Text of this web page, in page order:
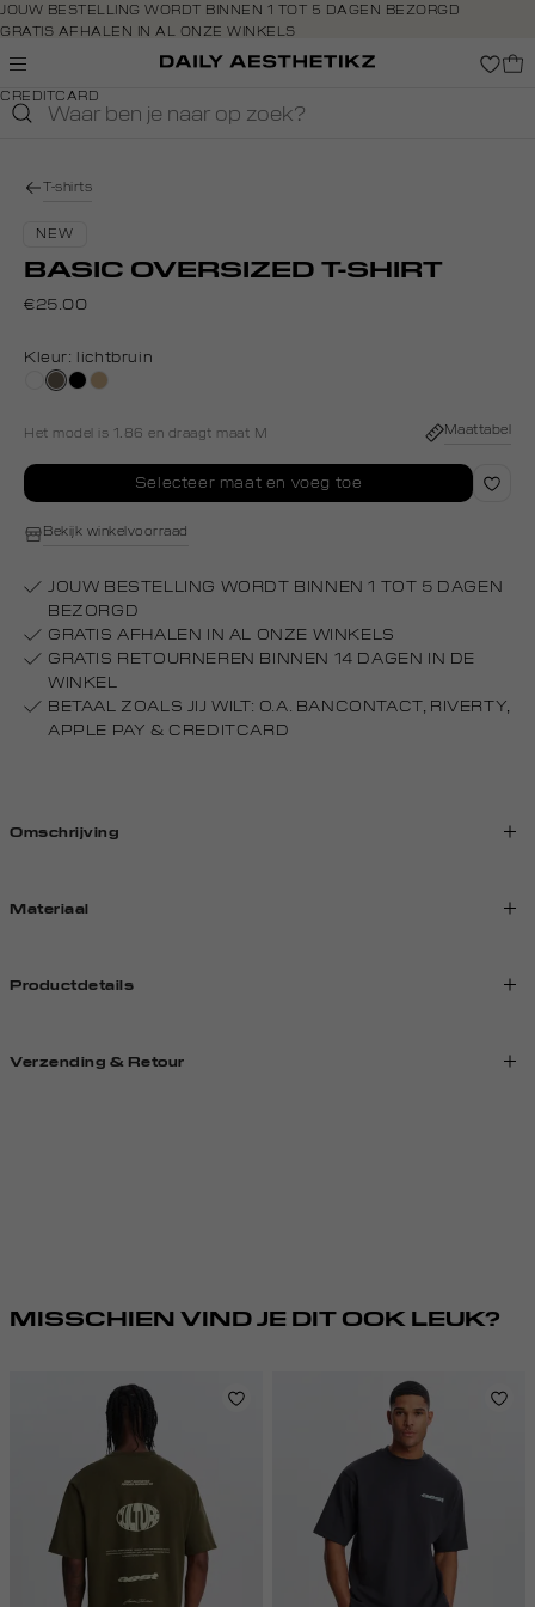
Navigeer
direct naar
de
Open de
direct
footer
JOUW BESTELLING WORDT BINNEN 1 TOT 5 DAGEN BEZORGD
GRATIS AFHALEN IN AL ONZE WINKELS
GRATIS RETOURNEREN BINNEN 14 DAGEN IN DE WINKEL
BETAAL ZOALS JIJ WILT: O.A. BANCONTACT, RIVERTY, APPLE PAY &
CREDITCARD
T-shirts
NEW
BASIC OVERSIZED T-SHIRT
€25.00
Kleur: lichtbruin
witlichtbruin
zwart
tan
Het model is 1.86 en draagt maat M Maattabel
Selecteer maat en voeg toe
Bekijk winkelvoorraad
JOUW BESTELLING WORDT BINNEN 1 TOT 5 DAGEN
BEZORGD
GRATIS AFHALEN IN AL ONZE WINKELS
GRATIS RETOURNEREN BINNEN 14 DAGEN IN DE
WINKEL
BETAAL ZOALS JIJ WILT: O.A. BANCONTACT, RIVERTY,
APPLE PAY & CREDITCARD
Omschrijving
Materiaal
Productdetails
Verzending & Retour
MISSCHIEN VIND JE DIT OOK LEUK?